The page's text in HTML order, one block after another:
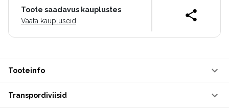
Toote saadavus kauplustes
Vaata kaupluseid
Tooteinfo
Transpordiviisid